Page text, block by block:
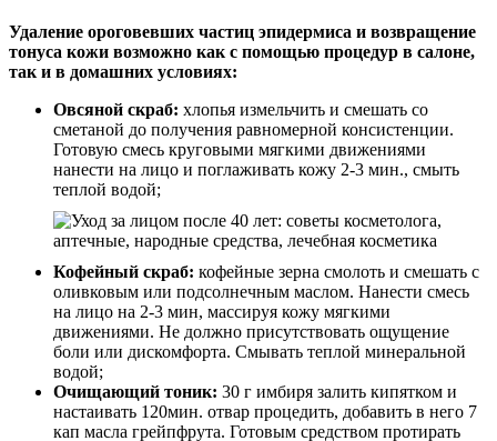
Удаление ороговевших частиц эпидермиса и возвращение
тонуса кожи возможно как с помощью процедур в салоне,
так и в домашних условиях:
Овсяной скраб: хлопья измельчить и смешать со
сметаной до получения равномерной консистенции.
Готовую смесь круговыми мягкими движениями
нанести на лицо и поглаживать кожу 2-3 мин., смыть
теплой водой;
Кофейный скраб: кофейные зерна смолоть и смешать с
оливковым или подсолнечным маслом. Нанести смесь
на лицо на 2-3 мин, массируя кожу мягкими
движениями. Не должно присутствовать ощущение
боли или дискомфорта. Смывать теплой минеральной
водой;
Очищающий тоник: 30 г имбиря залить кипятком и
настаивать 120мин. отвар процедить, добавить в него 7
кап масла грейпфрута. Готовым средством протирать